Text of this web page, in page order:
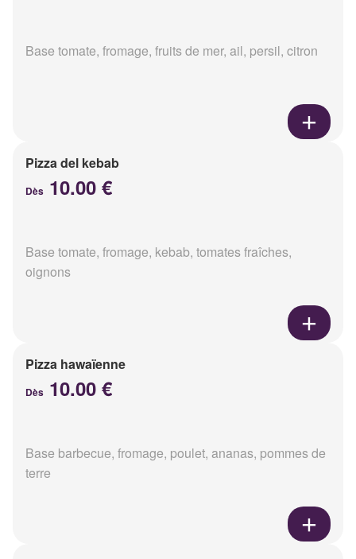
Base tomate, fromage, fruits de mer, ail, persil, citron
Pizza del kebab
Dès 10.00 €
Base tomate, fromage, kebab, tomates fraîches,
oignons
Pizza hawaïenne
Dès 10.00 €
Base barbecue, fromage, poulet, ananas, pommes de
terre